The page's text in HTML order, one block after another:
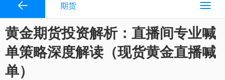
期货
黄金期货投资解析：直播间专业喊
单策略深度解读（现货黄金直播喊
单）